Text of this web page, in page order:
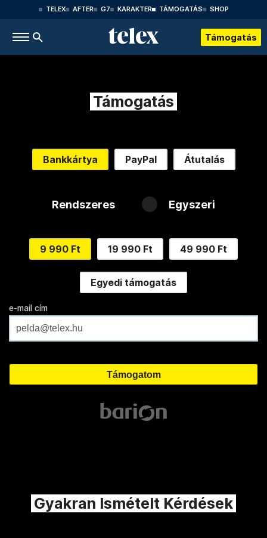
TELEX AFTER G7 KARAKTER TÁMOGATÁS SHOP
Támogatás
Támogatás
Bankkártya PayPal Átutalás
Rendszeres Egyszeri
9 990 Ft 19 990 Ft 49 990 Ft
Egyedi támogatás
e-mail cím
Gyakran Ismételt Kérdések